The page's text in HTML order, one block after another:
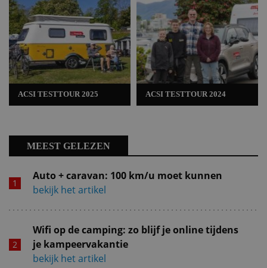
ACSI TESTTOUR 2025 ACSI TESTTOUR 2024
MEEST GELEZEN
Auto + caravan: 100 km/u moet kunnen
bekijk het artikel
Wifi op de camping: zo blijf je online tijdens
je kampeervakantie
bekijk het artikel